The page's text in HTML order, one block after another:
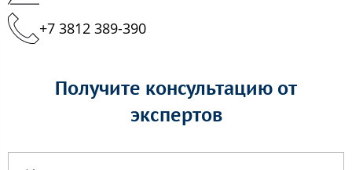
+7 3812 389-390
Получите консультацию от
экспертов